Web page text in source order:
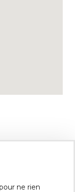
ne rien